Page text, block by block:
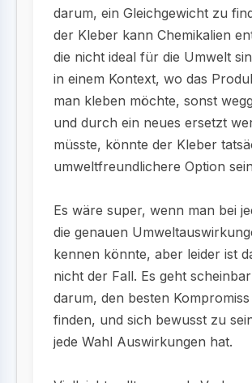
darum, ein Gleichgewicht zu
der Kleber kann Chemikalien
die nicht ideal für die Umwelt
in einem Kontext, wo das
man kleben möchte, sonst
und durch ein neues ersetzt
müsste, könnte der Kleber
umweltfreundlichere Option
Es wäre super, wenn man bei
die genauen
kennen könnte, aber leider ist
nicht der Fall. Es geht
darum, den besten
finden, und sich bewusst zu
jede Wahl Auswirkungen hat.